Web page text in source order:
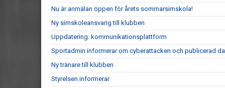
Nu är anmälan öppen för årets sommarsimskola!
Ny simskoleansvarig till klubben
Uppdatering: kommunikationsplattform
Sportadmin informerar om cyberattacken och publicerad
Ny tränare till klubben
Styrelsen informerar